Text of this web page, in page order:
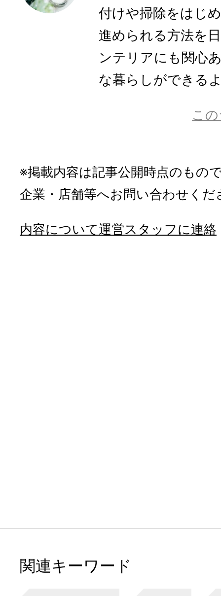
付けや掃除をはじ
進められる方法を
ンテリアにも関心
な暮らしができる
こ
※掲載内容は記事公開時点のもの
企業・店舗等へお問い合わせくだ
内容について運営スタッフに連絡
関連キーワード